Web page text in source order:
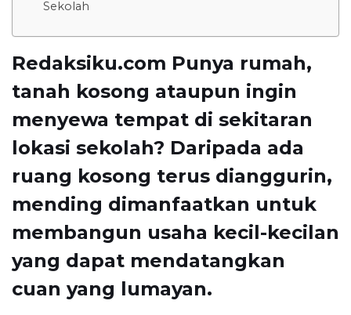
Sekolah
Redaksiku.com Punya rumah,
tanah kosong ataupun ingin
menyewa tempat di sekitaran
lokasi sekolah? Daripada ada
ruang kosong terus dianggurin,
mending dimanfaatkan untuk
membangun usaha kecil-kecilan
yang dapat mendatangkan
cuan yang lumayan.